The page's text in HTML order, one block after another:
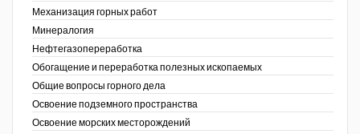
Механизация горных работ
Минералогия
Нефтегазопереработка
Обогащение и переработка полезных ископаемых
Общие вопросы горного дела
Освоение подземного пространства
Освоение морских месторождений